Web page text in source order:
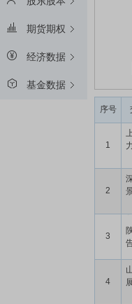
期货期权
经济数据
基金数据
序号
1
2
3
4